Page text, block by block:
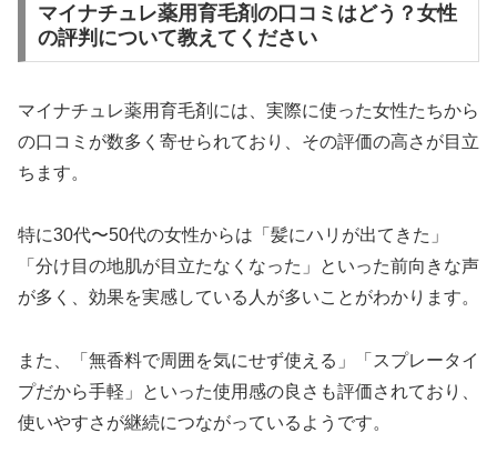
マイナチュレ薬用育毛剤の口コミはどう？女性
の評判について教えてください
マイナチュレ薬用育毛剤には、実際に使った女性たちから
の口コミが数多く寄せられており、その評価の高さが目立
ちます。
特に30代〜50代の女性からは「髪にハリが出てきた」
「分け目の地肌が目立たなくなった」といった前向きな声
が多く、効果を実感している人が多いことがわかります。
また、「無香料で周囲を気にせず使える」「スプレータイ
プだから手軽」といった使用感の良さも評価されており、
使いやすさが継続につながっているようです。